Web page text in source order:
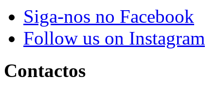
Siga-nos no Facebook
Follow us on Instagram
Contactos